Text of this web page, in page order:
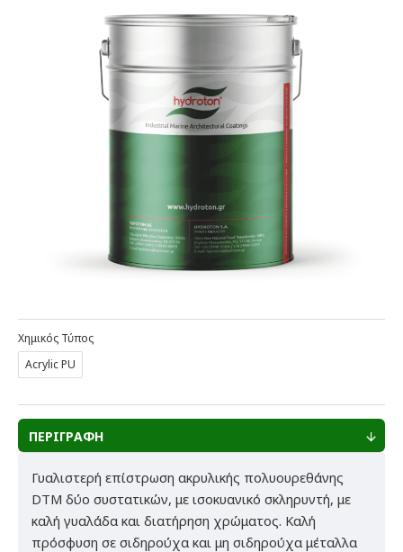
Χημικός Τύπος
Acrylic PU
ΠΕΡΙΓΡΑΦΗ
Γυαλιστερή επίστρωση ακρυλικής πολυουρεθάνης
DTM δύο συστατικών, με ισοκυανικό σκληρυντή, με
καλή γυαλάδα και διατήρηση χρώματος. Καλή
πρόσφυση σε σιδηρούχα και μη σιδηρούχα μέταλλα